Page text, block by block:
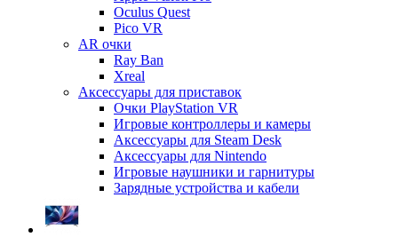
Oculus Quest
Pico VR
AR очки
Ray Ban
Xreal
Аксессуары для приставок
Очки PlayStation VR
Игровые контроллеры и камеры
Аксессуары для Steam Desk
Аксессуары для Nintendo
Игровые наушники и гарнитуры
Зарядные устройства и кабели